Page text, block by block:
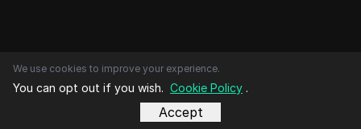
We use cookies to improve your experience.
You can opt out if you wish. Cookie Policy .
Accept